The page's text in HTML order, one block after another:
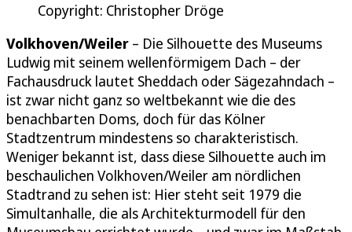
Copyright: Christopher Dröge
Volkhoven/Weiler – Die Silhouette des Museums
Ludwig mit seinem wellenförmigem Dach – der
Fachausdruck lautet Sheddach oder Sägezahndach –
ist zwar nicht ganz so weltbekannt wie die des
benachbarten Doms, doch für das Kölner
Stadtzentrum mindestens so charakteristisch.
Weniger bekannt ist, dass diese Silhouette auch im
beschaulichen Volkhoven/Weiler am nördlichen
Stadtrand zu sehen ist: Hier steht seit 1979 die
Simultanhalle, die als Architekturmodell für den